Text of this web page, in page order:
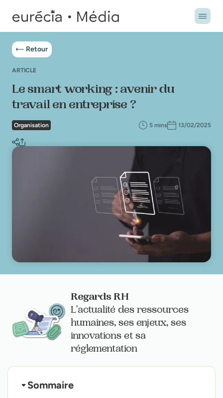
Retour
ARTICLE
Le smart working : avenir du
travail en entreprise ?
Organisation 5 mins 13/02/2025
Regards RH
L'actualité des ressources
humaines, ses enjeux, ses
innovations et sa
réglementation
Sommaire